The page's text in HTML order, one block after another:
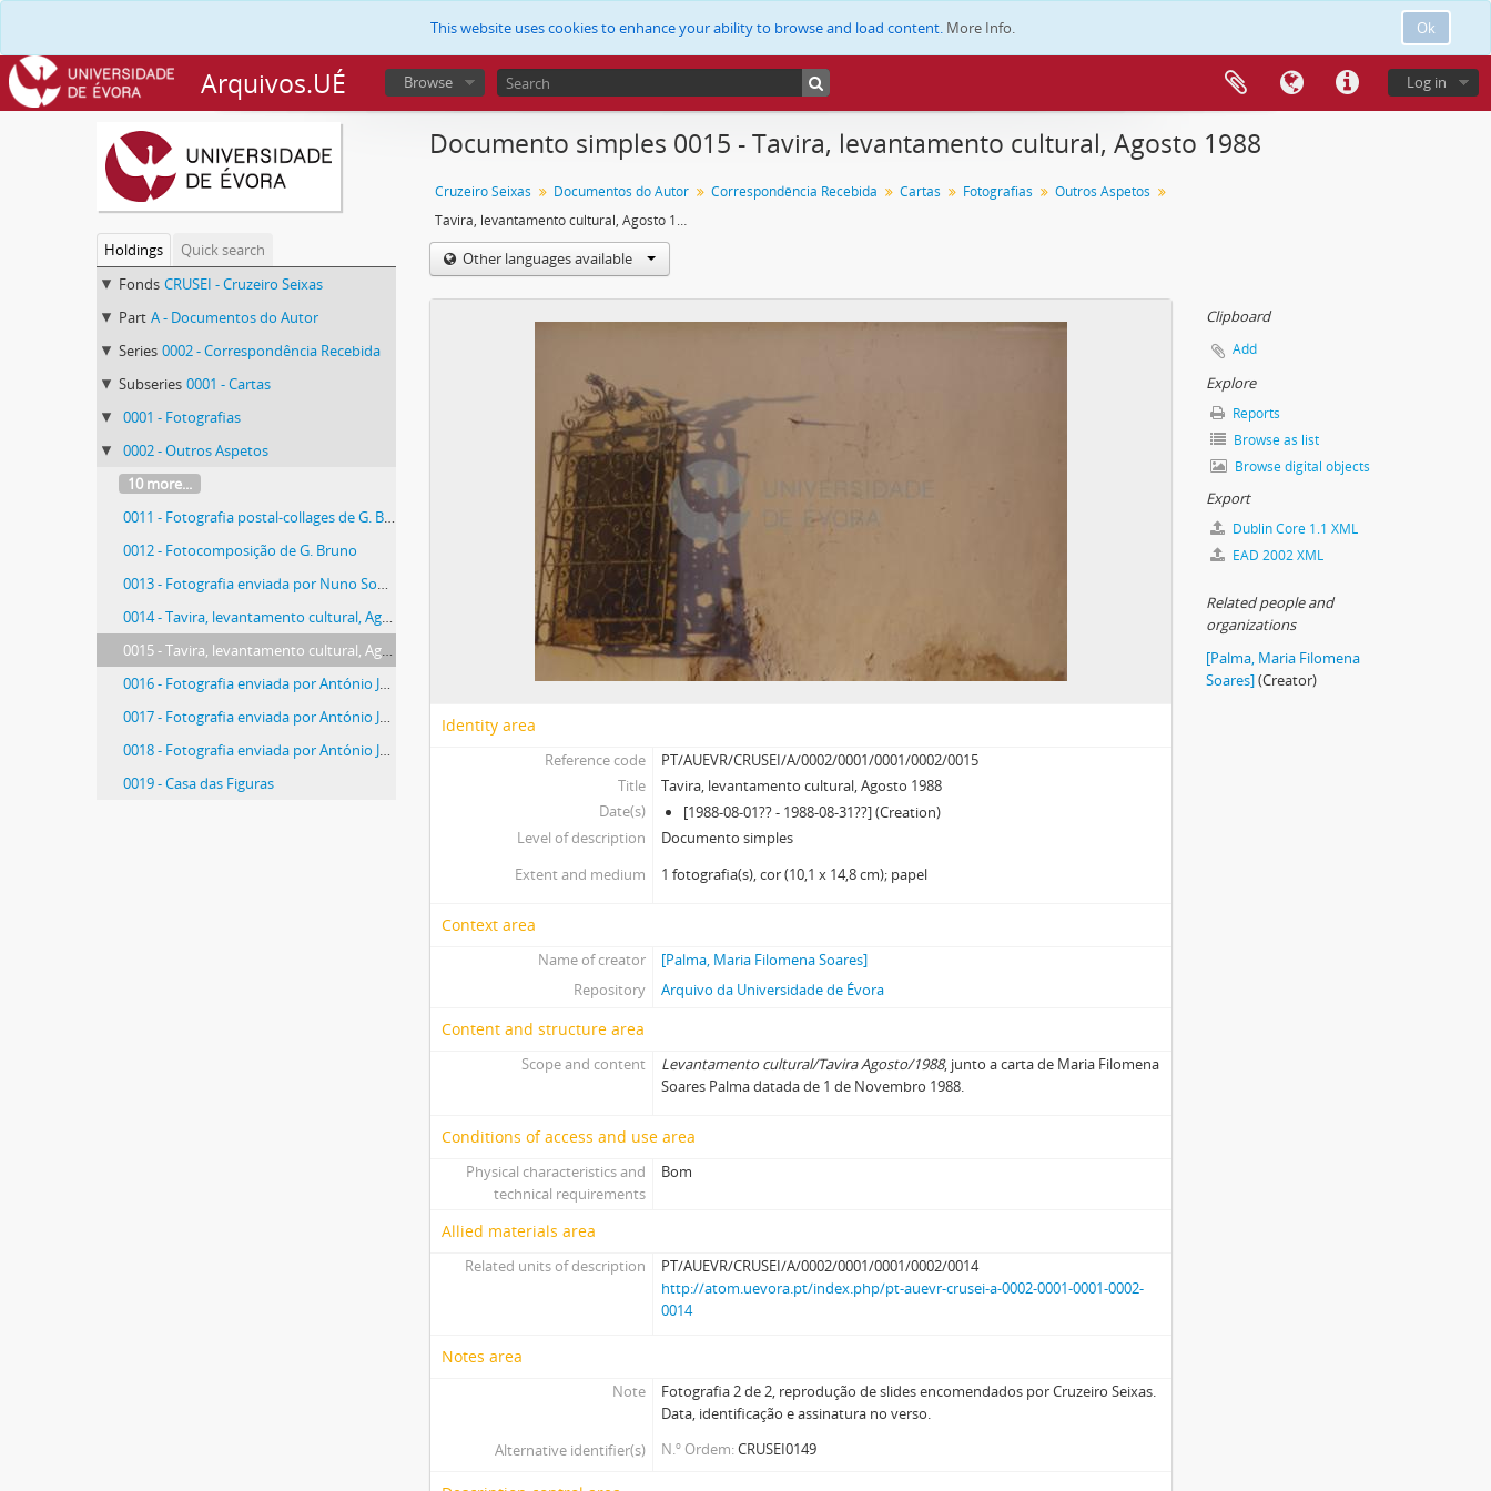
Ok
This website uses cookies to enhance your ability to browse and load content. More Info.
Arquivos.UÉ Log in
Browse
Holdings
Quick search
Fonds CRUSEI - Cruzeiro Seixas
Part A - Documentos do Autor
Series 0002 - Correspondência Recebida
Subseries 0001 - Cartas
0001 - Fotografias
0002 - Outros Aspetos
10 more...
0011 - Fotografia postal-collages de G. Bruno
0012 - Fotocomposição de G. Bruno
0013 - Fotografia enviada por Nuno Sousa Neves
0014 - Tavira, levantamento cultural, Agosto 1988
0015 - Tavira, levantamento cultural, Agosto 1988
0016 - Fotografia enviada por António José Antunes Rodrigues
0017 - Fotografia enviada por António José Antunes Rodrigues
0018 - Fotografia enviada por António José Antunes Rodrigues
0019 - Casa das Figuras
Documento simples 0015 - Tavira, levantamento cultural, Agosto 1988
Cruzeiro Seixas Documentos do Autor Correspondência Recebida Cartas Fotografias
Outros Aspetos
Tavira, levantamento cultural, Agosto 1988
Other languages available
Identity area
Reference code
PT/AUEVR/CRUSEI/A/0002/0001/0001/0002/0015
Title
Tavira, levantamento cultural, Agosto 1988
Date(s)
[1988-08-01?? - 1988-08-31??] (Creation)
Level of description
Documento simples
Extent and medium
1 fotografia(s), cor (10,1 x 14,8 cm); papel
Context area
Name of creator
[Palma, Maria Filomena Soares]
Repository
Arquivo da Universidade de Évora
Content and structure area
Scope and content Levantamento cultural/Tavira Agosto/1988, junto a carta de Maria Filomena
Soares Palma datada de 1 de Novembro 1988.
Conditions of access and use area
Physical characteristics and
technical requirements
Bom
Allied materials area
Related units of description
PT/AUEVR/CRUSEI/A/0002/0001/0001/0002/0014
http://atom.uevora.pt/index.php/pt-auevr-crusei-a-0002-0001-0001-0002-
0014
Notes area
Note
Fotografia 2 de 2, reprodução de slides encomendados por Cruzeiro Seixas.
Data, identificação e assinatura no verso.
Alternative identifier(s)
N.º Ordem CRUSEI0149
Clipboard
Add
Explore
Reports
Browse as list
Browse digital objects
Export
Dublin Core 1.1 XML
EAD 2002 XML
Related people and
organizations
[Palma, Maria Filomena
Soares](Creator)